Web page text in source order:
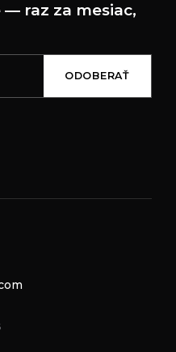
raz za mesiac,
ODOBERAŤ